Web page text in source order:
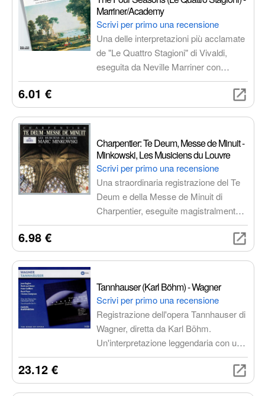
Musica internazionale
Elettronica per veicoli
Letteratura e narrativa
Marriner/Academy
Scrivi per primo una recensione
Una delle interpretazioni più acclamate
de "Le Quattro Stagioni" di Vivaldi,
eseguita da Neville Marriner con
l'Academy of St. Martin in the Fields.
stagioni, ricco di vitalità e bellezza
6.01 €
Charpentier: Te Deum, Messe de Minuit -
Minkowski, Les Musiciens du Louvre
Scrivi per primo una recensione
Una straordinaria registrazione del Te
Deum e della Messe de Minuit di
Charpentier, eseguite magistralmente
da Marc Minkowski e Les Musiciens
indimenticabile che celebra la
francese.
6.98 €
Tannhauser (Karl Böhm) - Wagner
Scrivi per primo una recensione
Registrazione dell'opera Tannhauser di
Wagner, diretta da Karl Böhm.
Un'interpretazione leggendaria con un
cast stellare, che cattura la potenza
dell'opera.
23.12 €